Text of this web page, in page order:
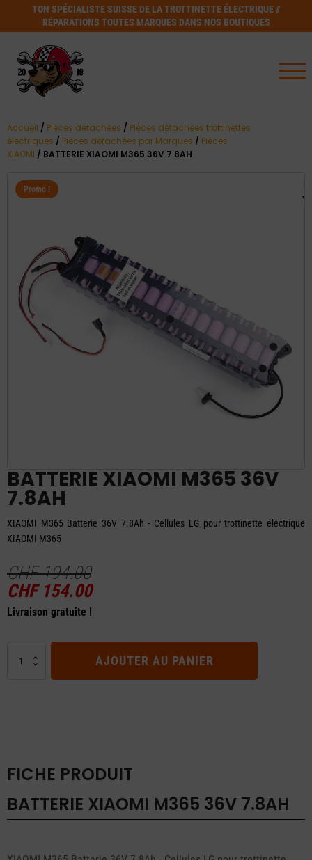
TON SPÉCIALISTE SUISSE DE LA TROTTINETTE ÉLECTRIQUE //
RÉPARATIONS TOUTES MARQUES DANS NOS BOUTIQUES
Accueil / Pièces détachées / Pièces détachées trottinettes
électriques / Pièces détachées par Marques / Pièces
XIAOMI / BATTERIE XIAOMI M365 36V 7.8AH
Promo !
BATTERIE XIAOMI M365 36V
7.8AH
XIAOMI M365 Batterie 36V 7.8Ah - Cellules LG pour trottinette électrique
XIAOMI M365
CHF194.00
Le
prix
CHF 194.00.
CHF154.00Le
est :
CHF 154.00.
Livraison gratuite !
AJOUTER AU PANIER
FICHE PRODUIT
BATTERIE XIAOMI M365 36V 7.8AH